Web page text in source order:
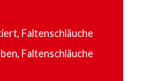
Faltenschläuche
Faltenschläuche